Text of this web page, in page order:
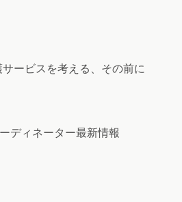
サービスを考える、その前に
ディネーター最新情報